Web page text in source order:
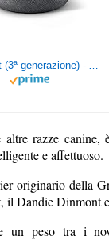
Echo Dot (3ª generazione) - Altoparlante intelligente con integrazione Alexa - Tessuto antracite
razze canine,
e affettuoso.
originario della
il Dandie Dinmont
un peso tra i